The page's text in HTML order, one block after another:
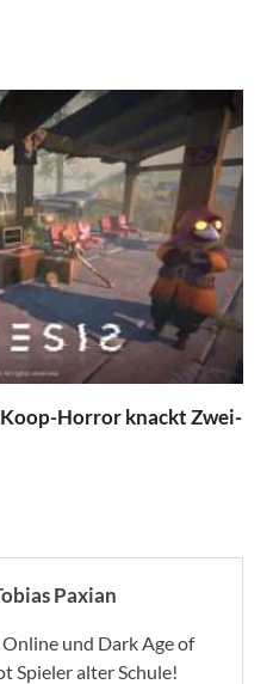
Horror knackt Zwei-
Paxian
und Dark Age of
Spieler alter Schule!